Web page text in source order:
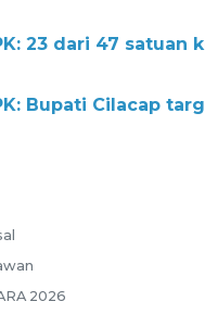
23 dari 47 satuan
Bupati Cilacap
2026